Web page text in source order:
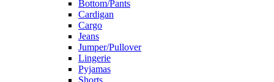
Bottom/Pants
Cardigan
Cargo
Jeans
Jumper/Pullover
Lingerie
Pyjamas
Shorts